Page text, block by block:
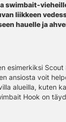
swimbait-
liikkeen
hauelle ja
esimerkiksi
ansiosta voit
alueilla, kuten
Hook on